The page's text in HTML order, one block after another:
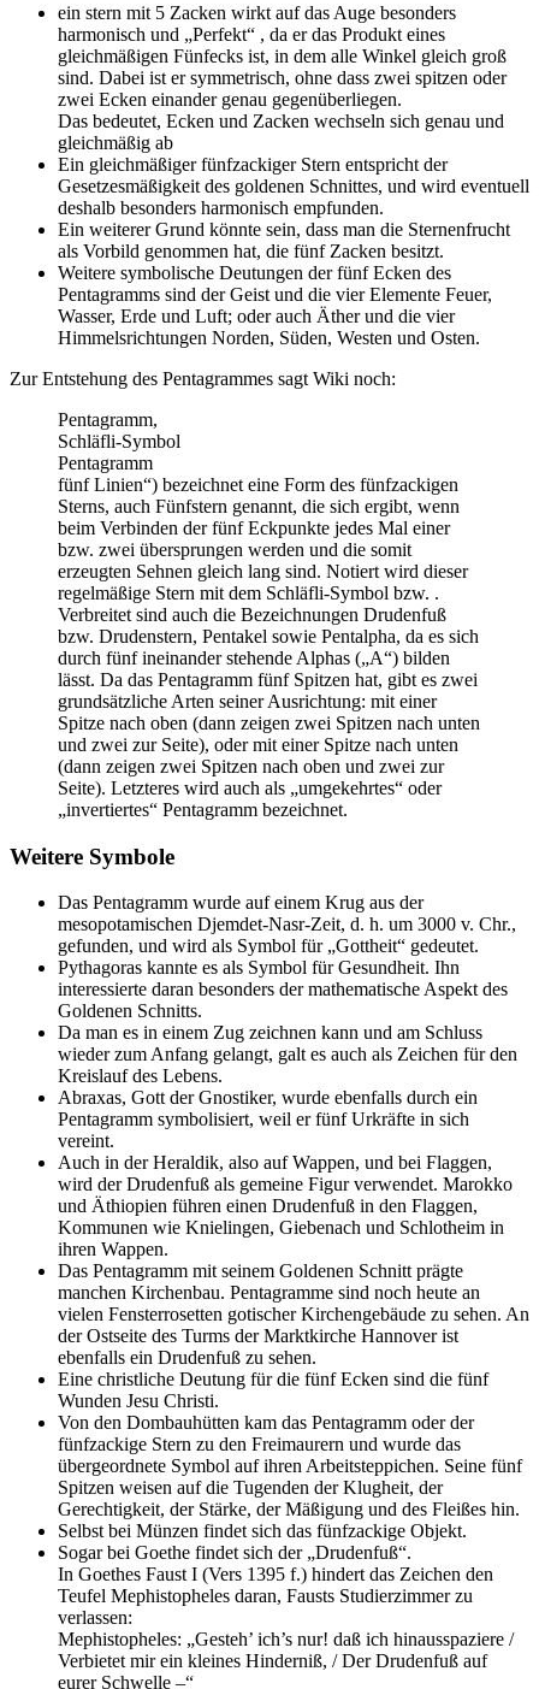
ein stern mit 5 Zacken wirkt auf das Auge besonders
harmonisch und „Perfekt“ , da er das Produkt eines
gleichmäßigen Fünfecks ist, in dem alle Winkel gleich groß
sind. Dabei ist er symmetrisch, ohne dass zwei spitzen oder
zwei Ecken einander genau gegenüberliegen.
Das bedeutet, Ecken und Zacken wechseln sich genau und
gleichmäßig ab
Ein gleichmäßiger fünfzackiger Stern entspricht der
Gesetzesmäßigkeit des goldenen Schnittes, und wird eventuell
deshalb besonders harmonisch empfunden.
Ein weiterer Grund könnte sein, dass man die Sternenfrucht
als Vorbild genommen hat, die fünf Zacken besitzt.
Weitere symbolische Deutungen der fünf Ecken des
Pentagramms sind der Geist und die vier Elemente Feuer,
Wasser, Erde und Luft; oder auch Äther und die vier
Himmelsrichtungen Norden, Süden, Westen und Osten.
Zur Entstehung des Pentagrammes sagt Wiki noch:
Pentagramm,
Schläfli-Symbol
Pentagramm
fünf Linien“) bezeichnet eine Form des fünfzackigen
Sterns, auch Fünfstern genannt, die sich ergibt, wenn
beim Verbinden der fünf Eckpunkte jedes Mal einer
bzw. zwei übersprungen werden und die somit
erzeugten Sehnen gleich lang sind. Notiert wird dieser
regelmäßige Stern mit dem Schläfli-Symbol bzw. .
Verbreitet sind auch die Bezeichnungen Drudenfuß
bzw. Drudenstern, Pentakel sowie Pentalpha, da es sich
durch fünf ineinander stehende Alphas („Α“) bilden
lässt. Da das Pentagramm fünf Spitzen hat, gibt es zwei
grundsätzliche Arten seiner Ausrichtung: mit einer
Spitze nach oben (dann zeigen zwei Spitzen nach unten
und zwei zur Seite), oder mit einer Spitze nach unten
(dann zeigen zwei Spitzen nach oben und zwei zur
Seite). Letzteres wird auch als „umgekehrtes“ oder
„invertiertes“ Pentagramm bezeichnet.
Weitere Symbole
Das Pentagramm wurde auf einem Krug aus der
mesopotamischen Djemdet-Nasr-Zeit, d. h. um 3000 v. Chr.,
gefunden, und wird als Symbol für „Gottheit“ gedeutet.
Pythagoras kannte es als Symbol für Gesundheit. Ihn
interessierte daran besonders der mathematische Aspekt des
Goldenen Schnitts.
Da man es in einem Zug zeichnen kann und am Schluss
wieder zum Anfang gelangt, galt es auch als Zeichen für den
Kreislauf des Lebens.
Abraxas, Gott der Gnostiker, wurde ebenfalls durch ein
Pentagramm symbolisiert, weil er fünf Urkräfte in sich
vereint.
Auch in der Heraldik, also auf Wappen, und bei Flaggen,
wird der Drudenfuß als gemeine Figur verwendet. Marokko
und Äthiopien führen einen Drudenfuß in den Flaggen,
Kommunen wie Knielingen, Giebenach und Schlotheim in
ihren Wappen.
Das Pentagramm mit seinem Goldenen Schnitt prägte
manchen Kirchenbau. Pentagramme sind noch heute an
vielen Fensterrosetten gotischer Kirchengebäude zu sehen. An
der Ostseite des Turms der Marktkirche Hannover ist
ebenfalls ein Drudenfuß zu sehen.
Eine christliche Deutung für die fünf Ecken sind die fünf
Wunden Jesu Christi.
Von den Dombauhütten kam das Pentagramm oder der
fünfzackige Stern zu den Freimaurern und wurde das
übergeordnete Symbol auf ihren Arbeitsteppichen. Seine fünf
Spitzen weisen auf die Tugenden der Klugheit, der
Gerechtigkeit, der Stärke, der Mäßigung und des Fleißes hin.
Selbst bei Münzen findet sich das fünfzackige Objekt.
Sogar bei Goethe findet sich der „Drudenfuß“.
In Goethes Faust I (Vers 1395 f.) hindert das Zeichen den
Teufel Mephistopheles daran, Fausts Studierzimmer zu
verlassen:
Mephistopheles: „Gesteh’ ich’s nur! daß ich hinausspaziere /
Verbietet mir ein kleines Hinderniß, / Der Drudenfuß auf
eurer Schwelle –“